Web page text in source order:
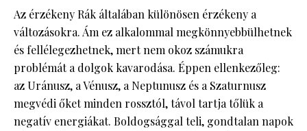
Az érzékeny Rák általában különösen érzékeny a
változásokra. Ám ez alkalommal megkönnyebbülhetnek
és fellélegezhetnek, mert nem okoz számukra
problémát a dolgok kavarodása. Éppen ellenkezőleg:
az Uránusz, a Vénusz, a Neptunusz és a Szaturnusz
megvédi őket minden rossztól, távol tartja tőlük a
negatív energiákat. Boldogsággal teli, gondtalan napok